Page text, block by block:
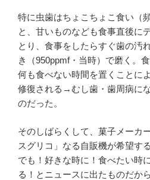
特に虫歯はちょこちょこ食い（
と、甘いものなども食事直後に
とり、食事をしたらすぐ歯の汚
き（950ppmf・当時）で磨く。
何も食べない時間を置くことに
修復される→むし歯・歯周病に
のだった。
そのしばらくして、菓子メーカ
スグリコ」なる自販機が希望す
でも！好きな時に！食べたい時
る！とニュースに出たものだか